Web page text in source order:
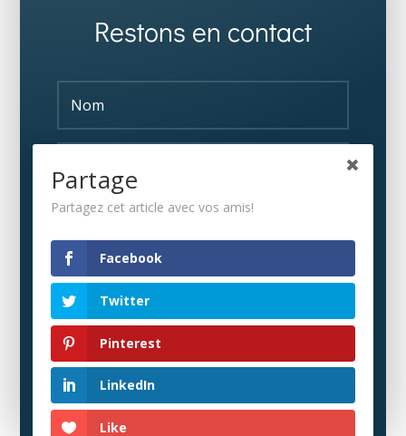
Restons en contact
Partage
Partagez cet article avec vos amis!
Facebook
Twitter
Pinterest
LinkedIn
Like